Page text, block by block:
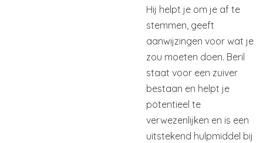
Hij helpt je om je af te
stemmen, geeft
aanwijzingen voor wat je
zou moeten doen. Beril
staat voor een zuiver
bestaan en helpt je
potentieel te
verwezenlijken en is een
uitstekend hulpmiddel bij